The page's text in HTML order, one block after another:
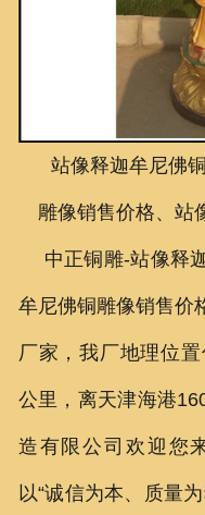
站像释迦牟尼佛
雕像销售价格、站
中正铜雕-站像释
牟尼佛铜雕像销售价
厂家 ，我厂地理位
公里，离天津海港
造有限公司欢迎您
以“诚信为本、质量